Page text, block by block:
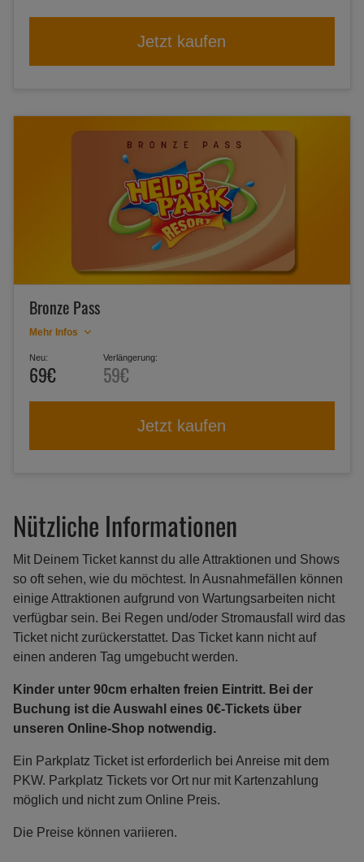
Jetzt kaufen
Bronze Pass
Mehr Infos
Neu:
69€
Verlängerung:
59€
Jetzt kaufen
Nützliche Informationen
Mit Deinem Ticket kannst du alle Attraktionen und Shows
so oft sehen, wie du möchtest. In Ausnahmefällen können
einige Attraktionen aufgrund von Wartungsarbeiten nicht
verfügbar sein. Bei Regen und/oder Stromausfall wird das
Ticket nicht zurückerstattet. Das Ticket kann nicht auf
einen anderen Tag umgebucht werden.
Kinder unter 90cm erhalten freien Eintritt. Bei der
Buchung ist die Auswahl eines 0€-Tickets über
unseren Online-Shop notwendig.
Ein Parkplatz Ticket ist erforderlich bei Anreise mit dem
PKW. Parkplatz Tickets vor Ort nur mit Kartenzahlung
möglich und nicht zum Online Preis.
Die Preise können variieren.